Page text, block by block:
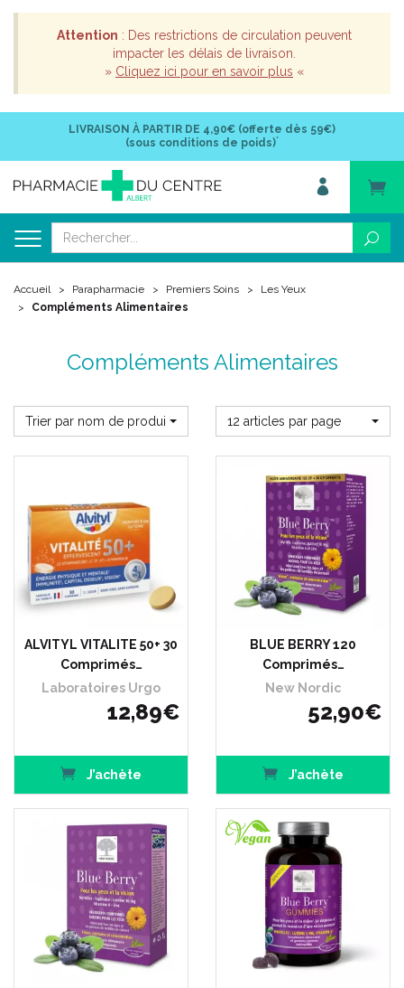
Attention : Des restrictions de circulation peuvent
impacter les délais de livraison.
» Cliquez ici pour en savoir plus «
LIVRAISON À PARTIR DE 4,90€ (offerte dès 59€)
(sous conditions de poids)*
Accueil Parapharmacie Premiers Soins
Les Yeux
Compléments Alimentaires
Compléments Alimentaires
Trier par nom de produit 12 articles par page
ALVITYL VITALITE 50+ 30
Comprimés…
Laboratoires Urgo
12,89€
J’achète
BLUE BERRY 120
Comprimés…
New Nordic
52,90€
J’achète